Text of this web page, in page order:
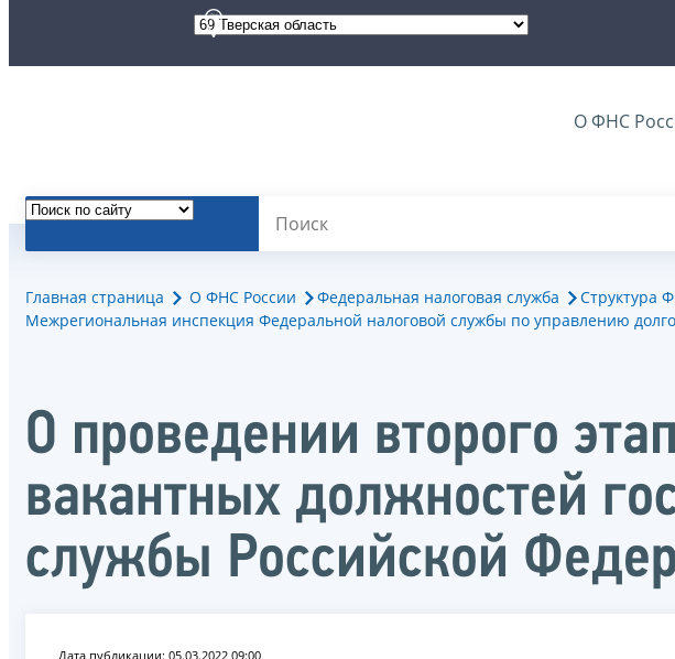
О ФНС
Главная страница О ФНС России Федеральная налоговая служба Структура
Межрегиональная инспекция Федеральной налоговой службы по управлению
О проведении второго
вакантных должностей
службы Российской
Дата публикации: 05.03.2022 09:00